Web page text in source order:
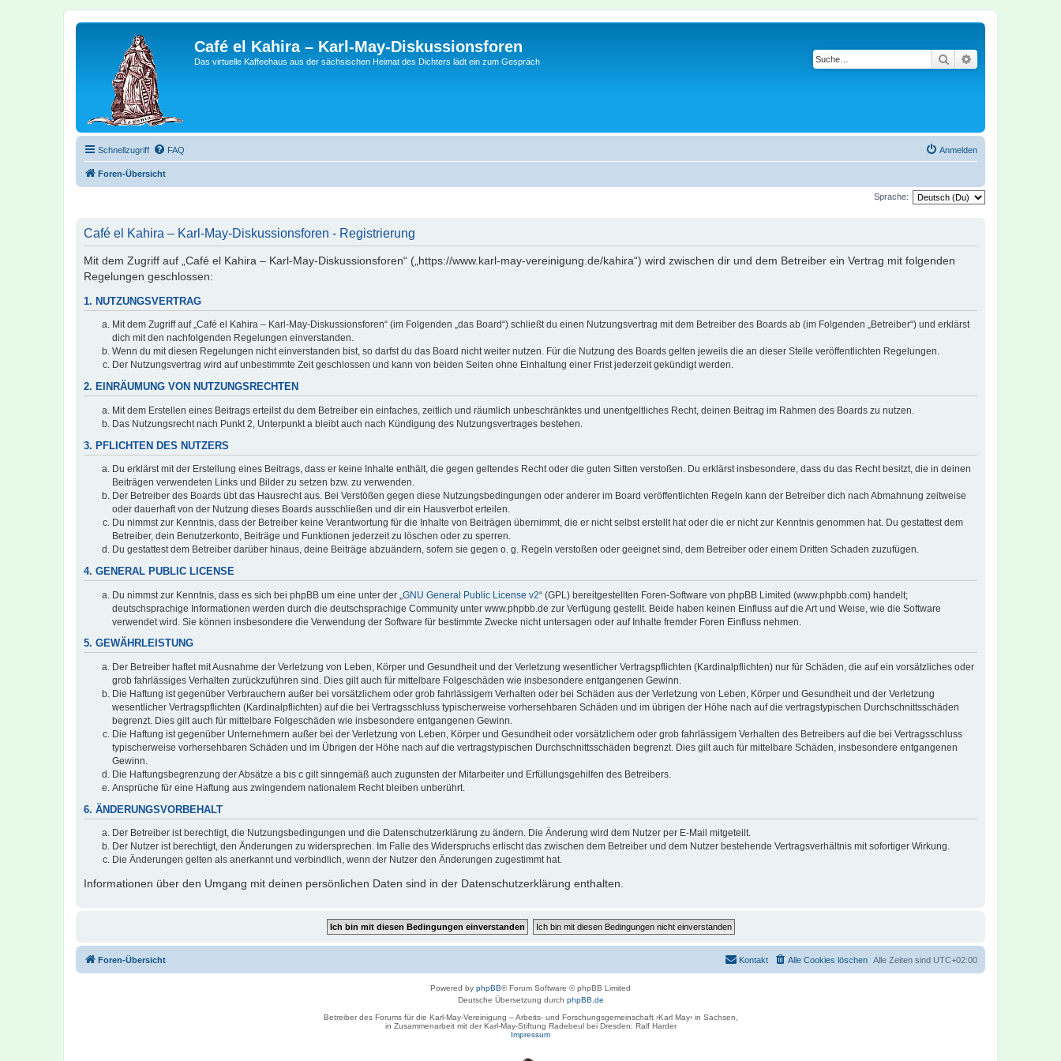
Café el Kahira – Karl-May-Diskussionsforen
Das virtuelle Kaffeehaus aus der sächsischen Heimat des Dichters lädt ein zum Gespräch Suche
Schnellzugriff FAQ Anmelden
Foren-Übersicht
Sprache:
Café el Kahira – Karl-May-Diskussionsforen - Registrierung
Mit dem Zugriff auf „Café el Kahira – Karl-May-Diskussionsforen“ („https://www.karl-may-vereinigung.de/kahira“) wird zwischen dir und dem Betreiber ein Vertrag mit folgenden
Regelungen geschlossen:
1. NUTZUNGSVERTRAG
Mit dem Zugriff auf „Café el Kahira – Karl-May-Diskussionsforen“ (im Folgenden „das Board“) schließt du einen Nutzungsvertrag mit dem Betreiber des Boards ab (im Folgenden „Betreiber“) und erklärst
dich mit den nachfolgenden Regelungen einverstanden.
Wenn du mit diesen Regelungen nicht einverstanden bist, so darfst du das Board nicht weiter nutzen. Für die Nutzung des Boards gelten jeweils die an dieser Stelle veröffentlichten Regelungen.
Der Nutzungsvertrag wird auf unbestimmte Zeit geschlossen und kann von beiden Seiten ohne Einhaltung einer Frist jederzeit gekündigt werden.
2. EINRÄUMUNG VON NUTZUNGSRECHTEN
Mit dem Erstellen eines Beitrags erteilst du dem Betreiber ein einfaches, zeitlich und räumlich unbeschränktes und unentgeltliches Recht, deinen Beitrag im Rahmen des Boards zu nutzen.
Das Nutzungsrecht nach Punkt 2, Unterpunkt a bleibt auch nach Kündigung des Nutzungsvertrages bestehen.
3. PFLICHTEN DES NUTZERS
Du erklärst mit der Erstellung eines Beitrags, dass er keine Inhalte enthält, die gegen geltendes Recht oder die guten Sitten verstoßen. Du erklärst insbesondere, dass du das Recht besitzt, die in deinen
Beiträgen verwendeten Links und Bilder zu setzen bzw. zu verwenden.
Der Betreiber des Boards übt das Hausrecht aus. Bei Verstößen gegen diese Nutzungsbedingungen oder anderer im Board veröffentlichten Regeln kann der Betreiber dich nach Abmahnung zeitweise
oder dauerhaft von der Nutzung dieses Boards ausschließen und dir ein Hausverbot erteilen.
Du nimmst zur Kenntnis, dass der Betreiber keine Verantwortung für die Inhalte von Beiträgen übernimmt, die er nicht selbst erstellt hat oder die er nicht zur Kenntnis genommen hat. Du gestattest dem
Betreiber, dein Benutzerkonto, Beiträge und Funktionen jederzeit zu löschen oder zu sperren.
Du gestattest dem Betreiber darüber hinaus, deine Beiträge abzuändern, sofern sie gegen o. g. Regeln verstoßen oder geeignet sind, dem Betreiber oder einem Dritten Schaden zuzufügen.
4. GENERAL PUBLIC LICENSE
Du nimmst zur Kenntnis, dass es sich bei phpBB um eine unter der „ GNU General Public License v2“ (GPL) bereitgestellten Foren-Software von phpBB Limited (www.phpbb.com) handelt;
deutschsprachige Informationen werden durch die deutschsprachige Community unter www.phpbb.de zur Verfügung gestellt. Beide haben keinen Einfluss auf die Art und Weise, wie die Software
verwendet wird. Sie können insbesondere die Verwendung der Software für bestimmte Zwecke nicht untersagen oder auf Inhalte fremder Foren Einfluss nehmen.
5. GEWÄHRLEISTUNG
Der Betreiber haftet mit Ausnahme der Verletzung von Leben, Körper und Gesundheit und der Verletzung wesentlicher Vertragspflichten (Kardinalpflichten) nur für Schäden, die auf ein vorsätzliches oder
grob fahrlässiges Verhalten zurückzuführen sind. Dies gilt auch für mittelbare Folgeschäden wie insbesondere entgangenen Gewinn.
Die Haftung ist gegenüber Verbrauchern außer bei vorsätzlichem oder grob fahrlässigem Verhalten oder bei Schäden aus der Verletzung von Leben, Körper und Gesundheit und der Verletzung
wesentlicher Vertragspflichten (Kardinalpflichten) auf die bei Vertragsschluss typischerweise vorhersehbaren Schäden und im übrigen der Höhe nach auf die vertragstypischen Durchschnittsschäden
begrenzt. Dies gilt auch für mittelbare Folgeschäden wie insbesondere entgangenen Gewinn.
Die Haftung ist gegenüber Unternehmern außer bei der Verletzung von Leben, Körper und Gesundheit oder vorsätzlichem oder grob fahrlässigem Verhalten des Betreibers auf die bei Vertragsschluss
typischerweise vorhersehbaren Schäden und im Übrigen der Höhe nach auf die vertragstypischen Durchschnittsschäden begrenzt. Dies gilt auch für mittelbare Schäden, insbesondere entgangenen
Gewinn.
Die Haftungsbegrenzung der Absätze a bis c gilt sinngemäß auch zugunsten der Mitarbeiter und Erfüllungsgehilfen des Betreibers.
Ansprüche für eine Haftung aus zwingendem nationalem Recht bleiben unberührt.
6. ÄNDERUNGSVORBEHALT
Der Betreiber ist berechtigt, die Nutzungsbedingungen und die Datenschutzerklärung zu ändern. Die Änderung wird dem Nutzer per E-Mail mitgeteilt.
Der Nutzer ist berechtigt, den Änderungen zu widersprechen. Im Falle des Widerspruchs erlischt das zwischen dem Betreiber und dem Nutzer bestehende Vertragsverhältnis mit sofortiger Wirkung.
Die Änderungen gelten als anerkannt und verbindlich, wenn der Nutzer den Änderungen zugestimmt hat.
Informationen über den Umgang mit deinen persönlichen Daten sind in der Datenschutzerklärung enthalten.
Foren-Übersicht Alle Zeiten sind UTC+02:00
Alle Cookies löschen
Kontakt
Powered by phpBB® Forum Software © phpBB Limited
Deutsche Übersetzung durch phpBB.de
Betreiber des Forums für die Karl-May-Vereinigung – Arbeits- und Forschungsgemeinschaft ›Karl May‹ in Sachsen,
in Zusammenarbeit mit der Karl-May-Stiftung Radebeul bei Dresden: Ralf Harder
Impressum